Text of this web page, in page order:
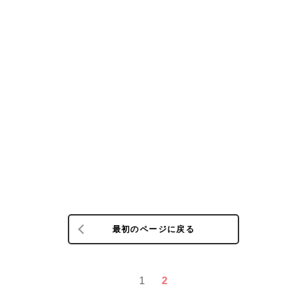
最初のページに戻る
1 2